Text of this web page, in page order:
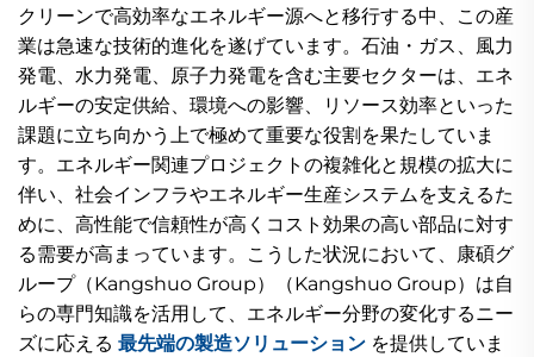
クリーンで高効率なエネルギー源へと移行する中、この産
業は急速な技術的進化を遂げています。石油・ガス、風力
発電、水力発電、原子力発電を含む主要セクターは、エネ
ルギーの安定供給、環境への影響、リソース効率といった
課題に立ち向かう上で極めて重要な役割を果たしていま
す。エネルギー関連プロジェクトの複雑化と規模の拡大に
伴い、社会インフラやエネルギー生産システムを支えるた
めに、高性能で信頼性が高くコスト効果の高い部品に対す
る需要が高まっています。こうした状況において、康碩グ
ループ（Kangshuo Group）（Kangshuo Group）は自
らの専門知識を活用して、エネルギー分野の変化するニー
ズに応える 最先端の製造ソリューション を提供していま